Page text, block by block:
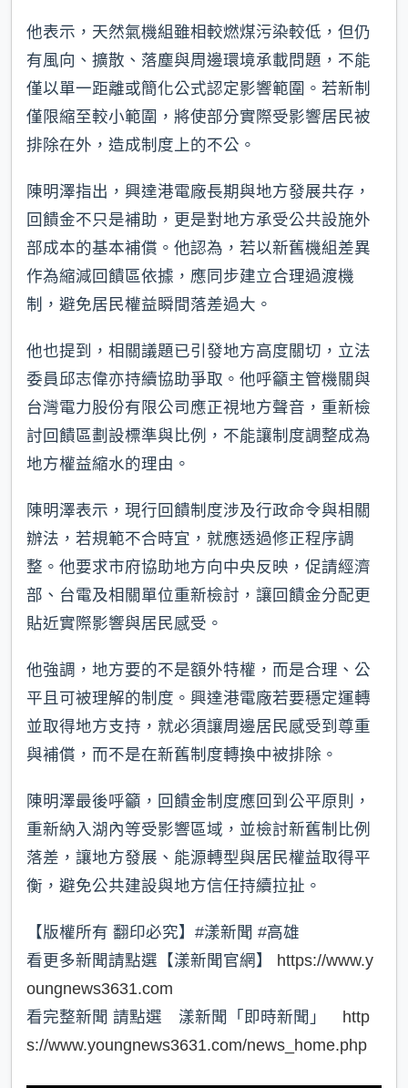
他表示，天然氣機組雖相較燃煤污染較低，但仍
有風向、擴散、落塵與周邊環境承載問題，不能
僅以單一距離或簡化公式認定影響範圍。若新制
僅限縮至較小範圍，將使部分實際受影響居民被
排除在外，造成制度上的不公。
陳明澤指出，興達港電廠長期與地方發展共存，
回饋金不只是補助，更是對地方承受公共設施外
部成本的基本補償。他認為，若以新舊機組差異
作為縮減回饋區依據，應同步建立合理過渡機
制，避免居民權益瞬間落差過大。
他也提到，相關議題已引發地方高度關切，立法
委員邱志偉亦持續協助爭取。他呼籲主管機關與
台灣電力股份有限公司應正視地方聲音，重新檢
討回饋區劃設標準與比例，不能讓制度調整成為
地方權益縮水的理由。
陳明澤表示，現行回饋制度涉及行政命令與相關
辦法，若規範不合時宜，就應透過修正程序調
整。他要求市府協助地方向中央反映，促請經濟
部、台電及相關單位重新檢討，讓回饋金分配更
貼近實際影響與居民感受。
他強調，地方要的不是額外特權，而是合理、公
平且可被理解的制度。興達港電廠若要穩定運轉
並取得地方支持，就必須讓周邊居民感受到尊重
與補償，而不是在新舊制度轉換中被排除。
陳明澤最後呼籲，回饋金制度應回到公平原則，
重新納入湖內等受影響區域，並檢討新舊制比例
落差，讓地方發展、能源轉型與居民權益取得平
衡，避免公共建設與地方信任持續拉扯。
【版權所有 翻印必究】#漾新聞 #高雄
看更多新聞請點選【漾新聞官網】 https://www.y
oungnews3631.com
看完整新聞 請點選 漾新聞「即時新聞」 http
s://www.youngnews3631.com/news_home.php